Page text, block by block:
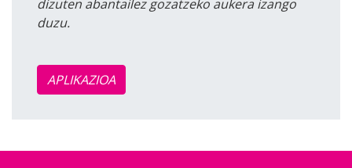
dizuten abantailez gozatzeko aukera izango
duzu.
APLIKAZIOA